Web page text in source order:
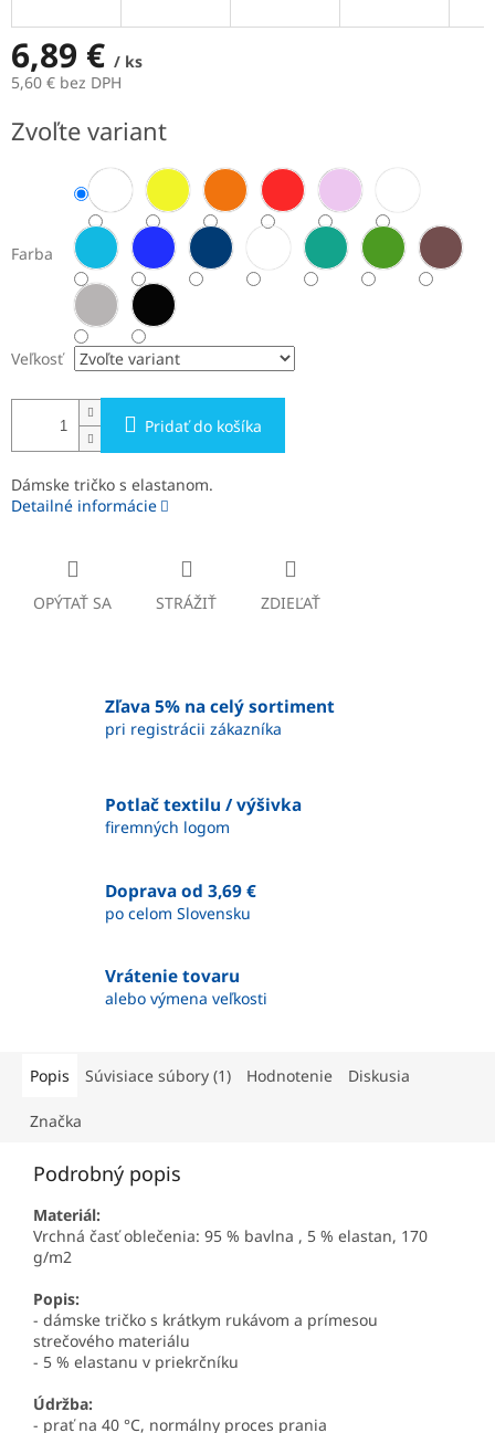
6,89 € / ks
5,60 € bez DPH
cena:
Zvoľte variant
Farba
Veľkosť
Pridať do košíka
Dámske tričko s elastanom.
Detailné informácie
OPÝTAŤ SA STRÁŽIŤ ZDIEĽAŤ
Zľava 5% na celý sortiment
pri registrácii zákazníka
Potlač textilu / výšivka
firemných logom
Doprava od 3,69 €
po celom Slovensku
Vrátenie tovaru
alebo výmena veľkosti
Popis Súvisiace súbory (1) Hodnotenie Diskusia
Značka
Podrobný popis
Materiál:
Vrchná časť oblečenia: 95 % bavlna , 5 % elastan, 170
g/m2
Popis:
- dámske tričko s krátkym rukávom a prímesou
strečového materiálu
- 5 % elastanu v priekrčníku
Údržba:
- prať na 40 °C, normálny proces prania